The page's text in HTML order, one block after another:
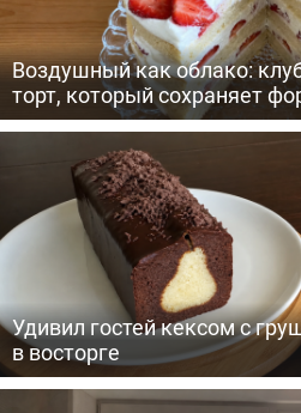
Воздушный как облако:
торт, который сохраняет
Удивил гостей кексом с
в восторге